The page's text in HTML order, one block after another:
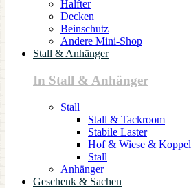
Halfter
Decken
Beinschutz
Andere Mini-Shop
Stall & Anhänger
In Stall & Anhänger
Stall
Stall & Tackroom
Stabile Laster
Hof & Wiese & Koppel
Stall
Anhänger
Geschenk & Sachen